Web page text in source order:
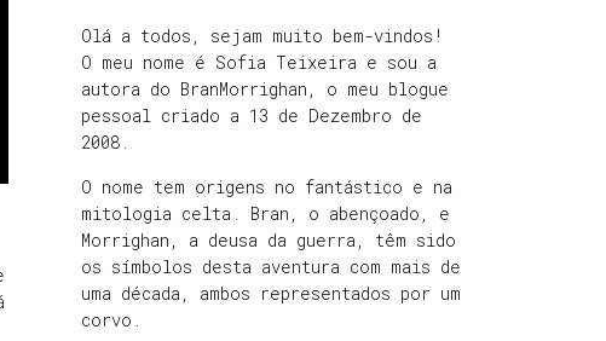
Olá a todos, sejam muito bem-vindos!
O meu nome é Sofia Teixeira e sou a
autora do BranMorrighan, o meu blogue
pessoal criado a 13 de Dezembro de
2008.
O nome tem origens no fantástico e na
mitologia celta. Bran, o abençoado, e
Morrighan, a deusa da guerra, têm sido
os símbolos desta aventura com mais de
uma década, ambos representados por um
corvo.